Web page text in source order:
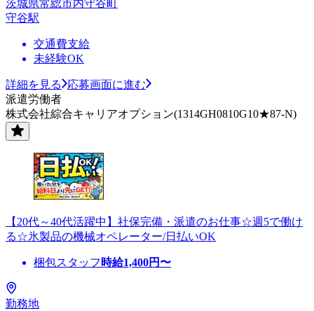
茨城県常総市内守谷町
守谷駅
交通費支給
未経験OK
詳細を見る
応募画面に進む
派遣労働者
株式会社綜合キャリアオプション(1314GH0810G10★87-N)
【20代～40代活躍中】社保完備・派遣のお仕事☆週5で働け
る☆氷製品の機械オペレーター/日払いOK
梱包スタッフ 時給1,400円〜
勤務地